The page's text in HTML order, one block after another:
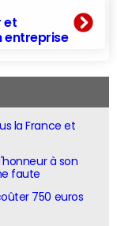
et
entreprise
la France et
à son
faute
750 euros